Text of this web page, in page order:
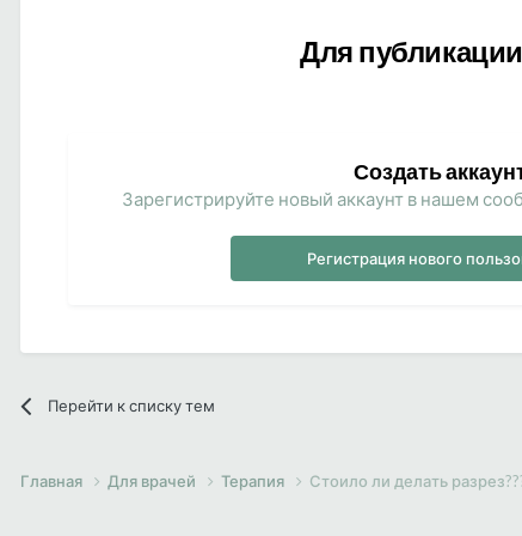
Для
Создать
Зарегистрируйте новый аккаунт в нашем
Регистрация нового
Перейти к списку тем
Главная Для врачей Терапия Стоило ли делать